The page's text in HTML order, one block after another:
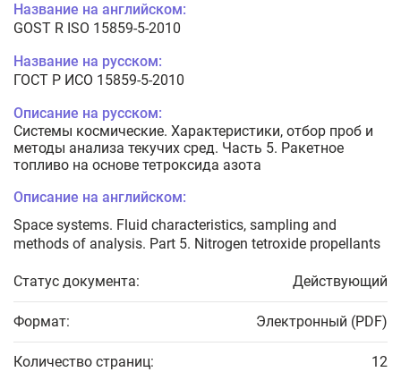
Название на английском:
GOST R ISO 15859-5-2010
Название на русском:
ГОСТ Р ИСО 15859-5-2010
Описание на русском:
Системы космические. Характеристики, отбор проб и
методы анализа текучих сред. Часть 5. Ракетное
топливо на основе тетроксида азота
Описание на английском:
Space systems. Fluid characteristics, sampling and
methods of analysis. Part 5. Nitrogen tetroxide propellants
Статус документа: Действующий
Формат: Электронный (PDF)
Количество страниц: 12